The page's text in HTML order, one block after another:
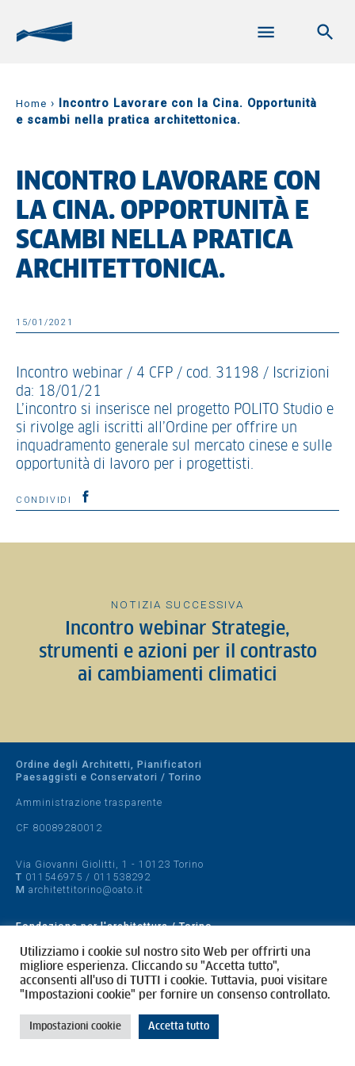
Home ›
Incontro Lavorare con la Cina. Opportunità
e scambi nella pratica architettonica.
INCONTRO LAVORARE CON
LA CINA. OPPORTUNITÀ E
SCAMBI NELLA PRATICA
ARCHITETTONICA.
15/01/2021
Incontro webinar / 4 CFP / cod. 31198 / Iscrizioni
da: 18/01/21
L’incontro si inserisce nel progetto POLITO Studio e
si rivolge agli iscritti all’Ordine per offrire un
inquadramento generale sul mercato cinese e sulle
opportunità di lavoro per i progettisti.
CONDIVIDI
NOTIZIA SUCCESSIVA
Incontro webinar Strategie,
strumenti e azioni per il contrasto
ai cambiamenti climatici
Ordine degli Architetti, Pianificatori
Paesaggisti e Conservatori / Torino
Amministrazione trasparente
CF 80089280012
Via Giovanni Giolitti, 1 - 10123 Torino
T 011546975 / 011538292
M architettitorino@oato.it
Fondazione per l'architettura / Torino
Designed by quattrolinee.it
Cookie Policy
Privacy Policy
Utilizziamo i cookie sul nostro sito Web per offrirti una
migliore esperienza. Cliccando su "Accetta tutto",
acconsenti all'uso di TUTTI i cookie. Tuttavia, puoi visitare
"Impostazioni cookie" per fornire un consenso controllato.
Impostazioni cookie Accetta tutto